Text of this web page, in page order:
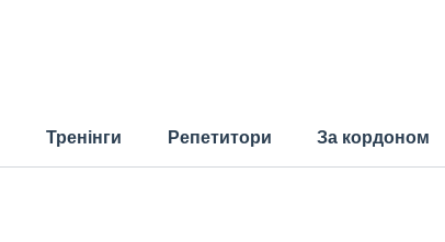
Тренінги Репетитори За кордоном